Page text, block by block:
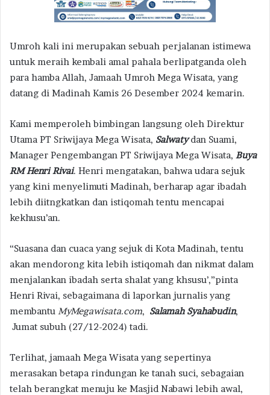
Umroh kali ini merupakan sebuah perjalanan istimewa
untuk meraih kembali amal pahala berlipatganda oleh
para hamba Allah, Jamaah Umroh Mega Wisata, yang
datang di Madinah Kamis 26 Desember 2024 kemarin.
Kami memperoleh bimbingan langsung oleh Direktur
Utama PT Sriwijaya Mega Wisata, Salwatydan Suami,
Manager Pengembangan PT Sriwijaya Mega Wisata, Buya
RM Henri Rivai. Henri mengatakan, bahwa udara sejuk
yang kini menyelimuti Madinah, berharap agar ibadah
lebih diitngkatkan dan istiqomah tentu mencapai
kekhusu’an.
“Suasana dan cuaca yang sejuk di Kota Madinah, tentu
akan mendorong kita lebih istiqomah dan nikmat dalam
menjalankan ibadah serta shalat yang khsusu’,”pinta
Henri Rivai, sebagaimana di laporkan jurnalis yang
membantu MyMegawisata.com, Salamah Syahabudin,
Jumat subuh (27/12-2024) tadi.
Terlihat, jamaah Mega Wisata yang sepertinya
merasakan betapa rindungan ke tanah suci, sebagaian
telah berangkat menuju ke Masjid Nabawi lebih awal,